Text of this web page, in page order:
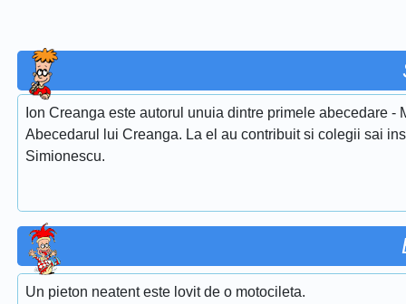
Ion Creanga este autorul unuia dintre primele abecedare
Abecedarul lui Creanga. La el au contribuit si colegii sai
Simionescu.
Un pieton neatent este lovit de o motocileta.